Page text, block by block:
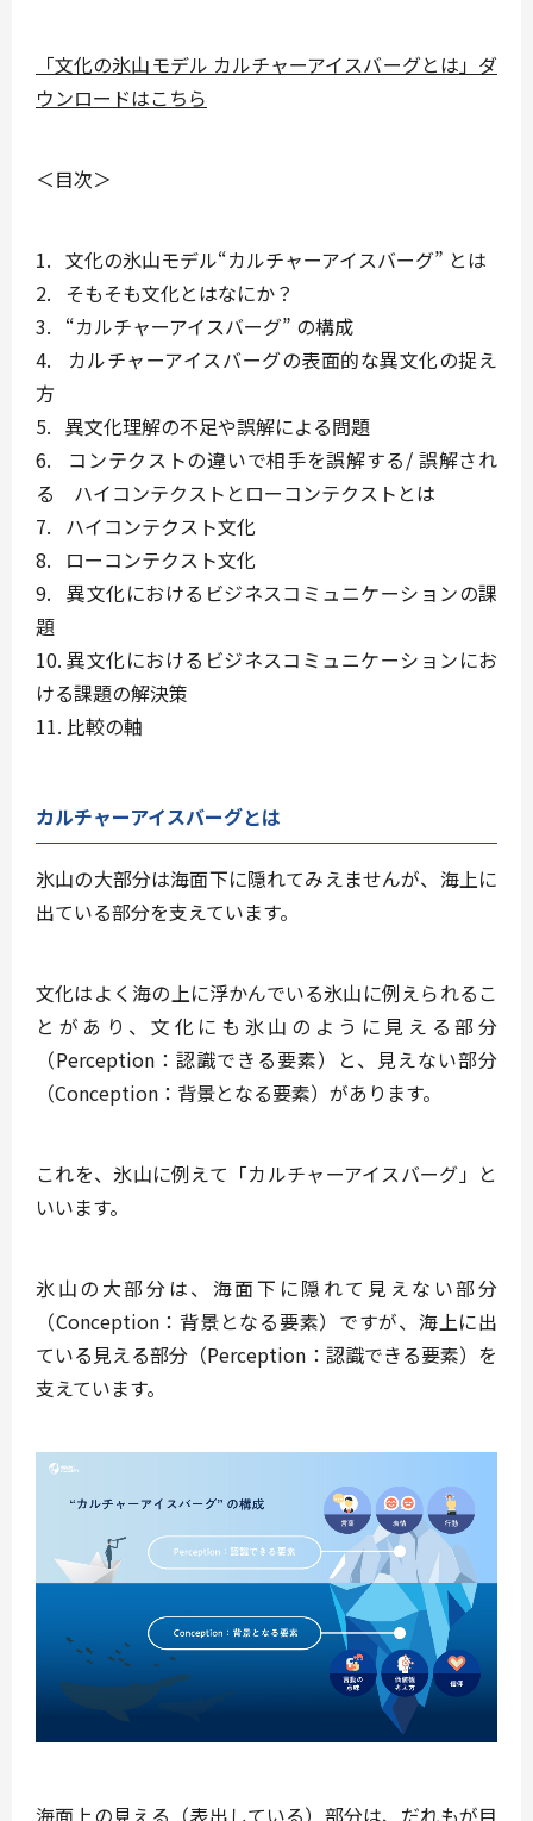
「文化の氷山モデル カルチャーアイスバーグとは」ダ
ウンロードはこちら
＜目次＞
1. 文化の氷山モデル“カルチャーアイスバーグ” とは
2. そもそも文化とはなにか？
3. “カルチャーアイスバーグ” の構成
4. カルチャーアイスバーグの表面的な異文化の捉え
方
5. 異文化理解の不足や誤解による問題
6. コンテクストの違いで相手を誤解する/ 誤解され
る ハイコンテクストとローコンテクストとは
7. ハイコンテクスト文化
8. ローコンテクスト文化
9. 異文化におけるビジネスコミュニケーションの課
題
10. 異文化におけるビジネスコミュニケーションにお
ける課題の解決策
11. 比較の軸
カルチャーアイスバーグとは
氷山の大部分は海面下に隠れてみえませんが、海上に
出ている部分を支えています。
文化はよく海の上に浮かんでいる氷山に例えられるこ
とがあり、文化にも氷山のように 見える部分
（Perception：認識できる要素）
と、 見えない部分
（Conception：背景となる要素） があります。
これを、氷山に例えて「カルチャーアイスバーグ」と
いいます。
氷山の大部分は、海面下に隠れて見えない部分
（Conception：背景となる要素）ですが、海上に出
ている見える部分（Perception：認識できる要素）を
支えています。